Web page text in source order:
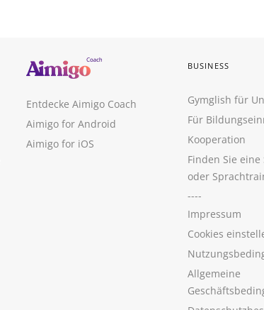
Entdecke Aimigo Coach
Aimigo for Android
Aimigo for iOS
BUSINESS
Gymglish für
Für
Kooperation
Finden Sie
oder
----
Impressum
Cookies
Allgemeine